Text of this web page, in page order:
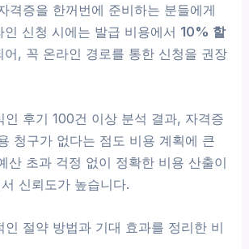
격증을 한꺼번에 준비하는 분들에게
인 신청 시에는 발급 비용에서 10% 할
어, 꼭 온라인 경로를 통한 신청을 권장
인 후기 100건 이상 분석 결과, 자격증
청구가 없다는 점도 비용 계획에 큰
산 초과 걱정 없이 정확한 비용 산출이
신뢰도가 높습니다.
인 절약 방법과 기대 효과를 정리한 비